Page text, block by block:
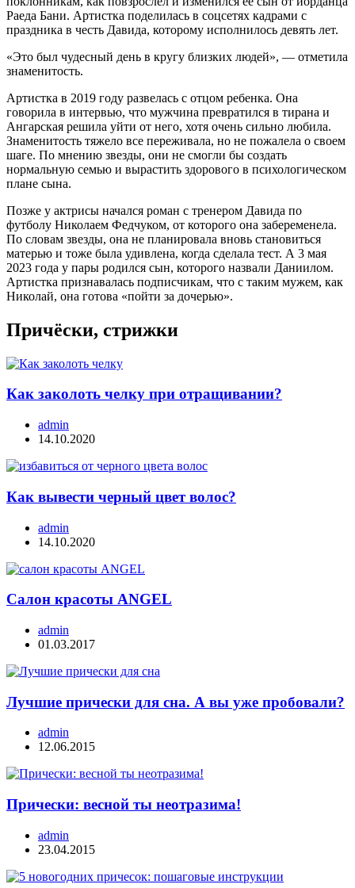
Раеда Бани. Артистка поделилась в соцсетях кадрами с
праздника в честь Давида, которому исполнилось девять лет.
«Это был чудесный день в кругу близких людей», — отметила
знаменитость.
Артистка в 2019 году развелась с отцом ребенка. Она
говорила в интервью, что мужчина превратился в тирана и
Ангарская решила уйти от него, хотя очень сильно любила.
Знаменитость тяжело все переживала, но не пожалела о своем
шаге. По мнению звезды, они не смогли бы создать
нормальную семью и вырастить здорового в психологическом
плане сына.
Позже у актрисы начался роман с тренером Давида по
футболу Николаем Федчуком, от которого она забеременела.
По словам звезды, она не планировала вновь становиться
матерью и тоже была удивлена, когда сделала тест. А 3 мая
2023 года у пары родился сын, которого назвали Даниилом.
Артистка признавалась подписчикам, что с таким мужем, как
Николай, она готова «пойти за дочерью».
Причёски, стрижки
Как заколоть челку при отращивании?
admin
14.10.2020
Как вывести черный цвет волос?
admin
14.10.2020
Салон красоты ANGEL
admin
01.03.2017
Лучшие прически для сна. А вы уже пробовали?
admin
12.06.2015
Прически: весной ты неотразима!
admin
23.04.2015